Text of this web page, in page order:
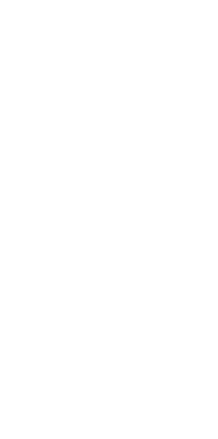
Navarro ha
tenían “un
destacar una serie
motrileño, médico
diputados, tanto de
han tenido hacia él
Nicolás